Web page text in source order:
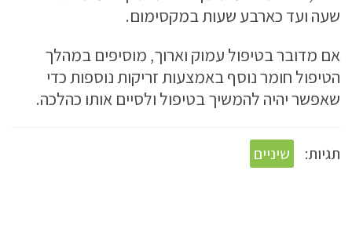
שעה ועד כארבע שעות במקסימום.
אם מדובר בטיפול עמוק וארוך, מוסיפים במהלך
הטיפול חומר נוסף באמצעות זריקות נוספות כדי
שאפשר יהיה להמשיך בטיפול ולסיים אותו כהלכה.
תגיות: שיניים